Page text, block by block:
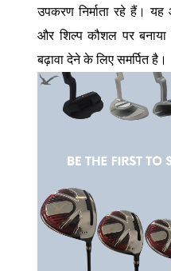
उपकरण निर्माता रहे हैं। यह
और शिल्प कौशल पर
बढ़ावा देने के लिए समर्पित है।